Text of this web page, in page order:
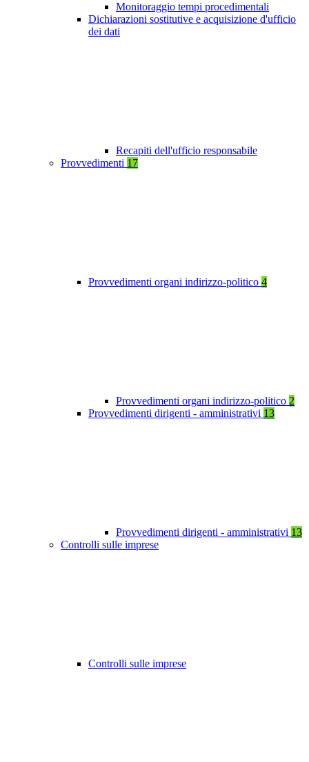
Monitoraggio tempi procedimentali
Dichiarazioni sostitutive e acquisizione d'ufficio
dei dati
Recapiti dell'ufficio responsabile
Provvedimenti 17
Provvedimenti organi indirizzo-politico 4
Provvedimenti organi indirizzo-politico 2
Provvedimenti dirigenti - amministrativi 13
Provvedimenti dirigenti - amministrativi 13
Controlli sulle imprese
Controlli sulle imprese